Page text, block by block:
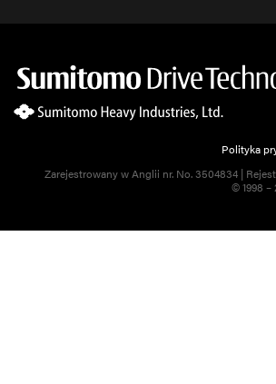
Polityka
Zarejestrowany w Anglii nr. No. 3504834 |
© 1998